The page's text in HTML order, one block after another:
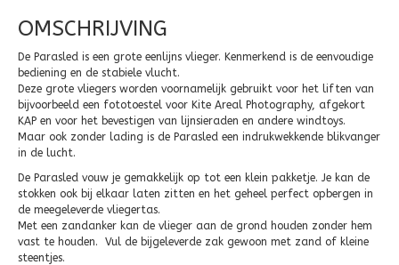
OMSCHRIJVING
De Parasled is een grote eenlijns vlieger. Kenmerkend is de eenvoudige
bediening en de stabiele vlucht.
Deze grote vliegers worden voornamelijk gebruikt voor het liften van
bijvoorbeeld een fototoestel voor Kite Areal Photography, afgekort
KAP en voor het bevestigen van lijnsieraden en andere windtoys.
Maar ook zonder lading is de Parasled een indrukwekkende blikvanger
in de lucht.
De Parasled vouw je gemakkelijk op tot een klein pakketje. Je kan de
stokken ook bij elkaar laten zitten en het geheel perfect opbergen in
de meegeleverde vliegertas.
Met een zandanker kan de vlieger aan de grond houden zonder hem
vast te houden. Vul de bijgeleverde zak gewoon met zand of kleine
steentjes.